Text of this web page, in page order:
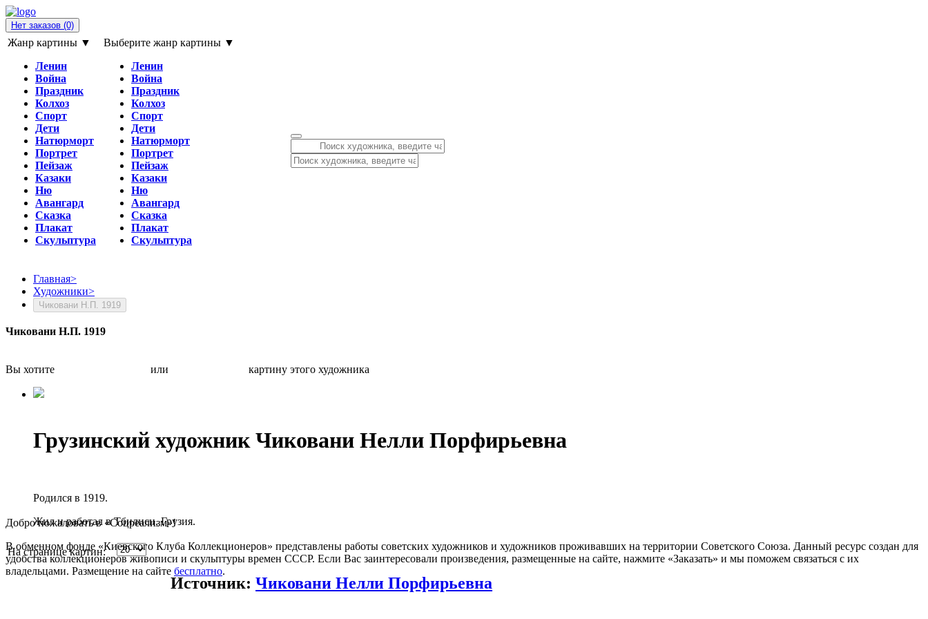
Нет заказов (0)
Жанр картины ▼
Ленин
Война
Праздник
Колхоз
Спорт
Дети
Натюрморт
Портрет
Пейзаж
Казаки
Ню
Авангард
Сказка
Плакат
Скульптура
Выберите жанр картины ▼
Ленин
Война
Праздник
Колхоз
Спорт
Дети
Натюрморт
Портрет
Пейзаж
Казаки
Ню
Авангард
Сказка
Плакат
Скульптура
Главная>
Художники>
Чиковани Н.П. 1919
Чиковани Н.П. 1919
Вы хотите или картину этого художника
Грузинский художник Чиковани Нелли Порфирьевна
Родился в 1919.
Жил и работал в Тбилиси, Грузия.
На странице картин:
Источник:Чиковани Нелли Порфирьевна
Добро пожаловать в «Соцреализм»!
В обменном фонде «Киевского Клуба Коллекционеров» представлены работы советских художников и художников проживавших на территории Советского Союза. Данный ресурс создан для
удобства коллекционеров живописи и скульптуры времен СССР. Если Вас заинтересовали произведения, размещенные на сайте, нажмите «Заказать» и мы поможем связаться с их
владельцами. Размещение на сайте бесплатно.